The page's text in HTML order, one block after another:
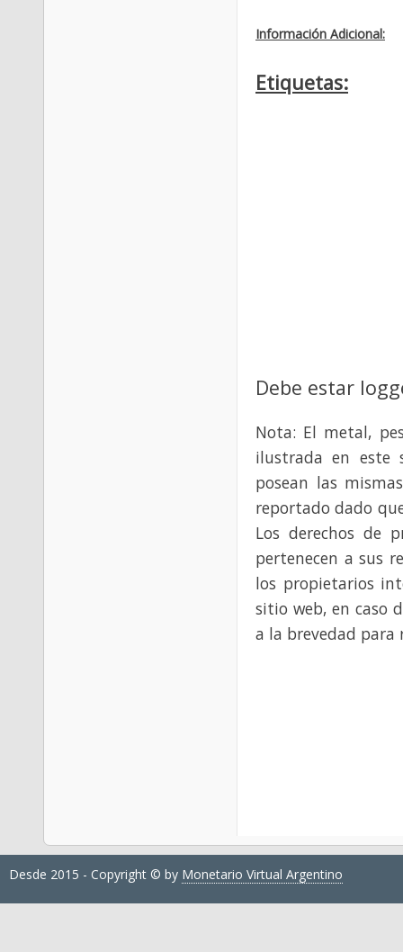
Información Adicional:
Etiquetas:
Debe estar
Nota: El metal,
ilustrada en este
posean las
reportado dado
Los derechos de
pertenecen a sus
los propietarios
sitio web, en caso
a la brevedad para
Desde 2015 - Copyright © by Monetario Virtual Argentino